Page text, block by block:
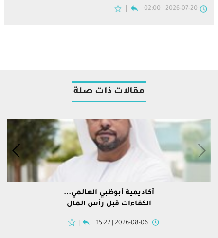
2026-07-20 | 02:00
مقالات ذات صلة
أكاديمية أبوظبي العالمي...
الكفاءات قبل رأس المال
2026-08-06 | 15:22